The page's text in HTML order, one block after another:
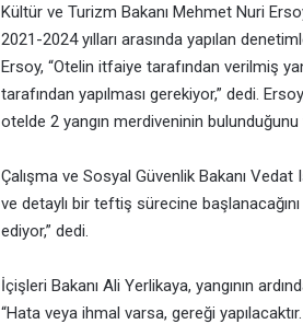
Kültür ve Turizm Bakanı Mehmet Nuri
2021-2024 yılları arasında yapılan
Ersoy, “Otelin itfaiye tarafından verilmiş
tarafından yapılması gerekiyor,” dedi.
otelde 2 yangın merdiveninin bulunduğunu
Çalışma ve Sosyal Güvenlik Bakanı
ve detaylı bir teftiş sürecine
ediyor,” dedi.
İçişleri Bakanı Ali Yerlikaya, yangının
“Hata veya ihmal varsa, gereği